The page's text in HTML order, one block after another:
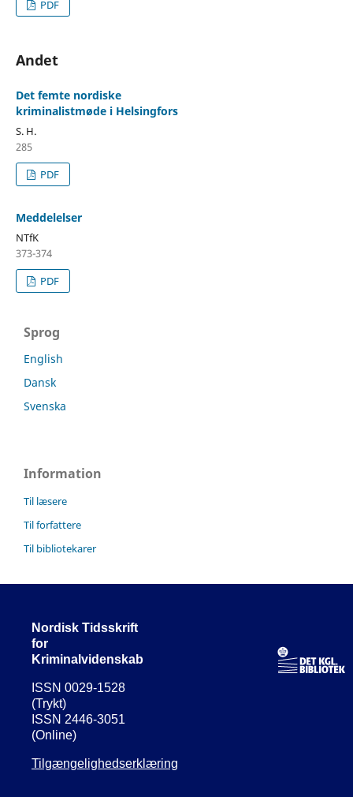
PDF
Andet
Det femte nordiske
kriminalistmøde i Helsingfors
S. H.
285
PDF
Meddelelser
NTfK
373-374
PDF
Sprog
English
Dansk
Svenska
Information
Til læsere
Til forfattere
Til bibliotekarer
Nordisk Tidsskrift
for
Kriminalvidenskab
ISSN 0029-1528
(Trykt)
ISSN 2446-3051
(Online)
Tilgængelighedserklæring